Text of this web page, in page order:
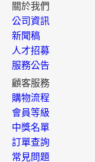
關於我們
公司資訊
新聞稿
人才招募
服務公告
顧客服務
購物流程
會員等級
中獎名單
訂單查詢
常見問題